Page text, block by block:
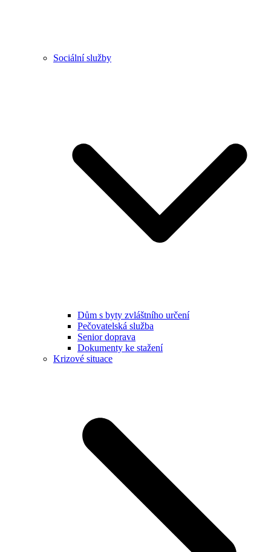
Sociální služby
Dům s byty zvláštního určení
Pečovatelská služba
Senior doprava
Dokumenty ke stažení
Krizové situace